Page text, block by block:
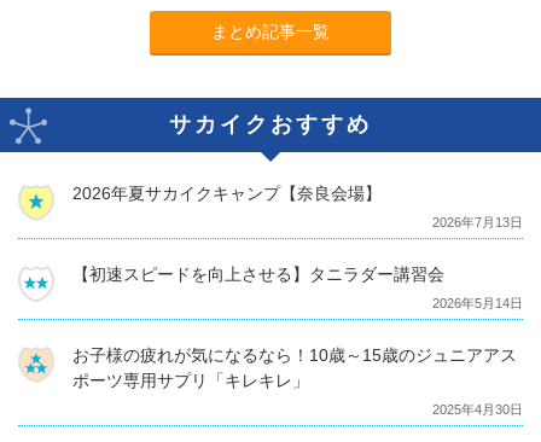
まとめ記事一覧
サカイクおすすめ
2026年夏サカイクキャンプ【奈良会場】
2026年7月13日
【初速スピードを向上させる】タニラダー講習会
2026年5月14日
お子様の疲れが気になるなら！10歳～15歳のジュニアアス
ポーツ専用サプリ「キレキレ」
2025年4月30日